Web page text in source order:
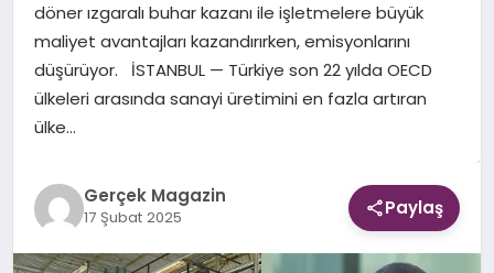
EKONOMI
DÜNYA
döner ızgaralı buhar kazanı ile işletmelere büyük
maliyet avantajları kazandırırken, emisyonlarını
düşürüyor. İSTANBUL — Türkiye son 22 yılda OECD
ülkeleri arasında sanayi üretimini en fazla artıran
ülke…
Gerçek Magazin
17 Şubat 2025 Paylaş